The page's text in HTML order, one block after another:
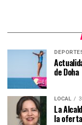
de Doha
LOCAL
La
la